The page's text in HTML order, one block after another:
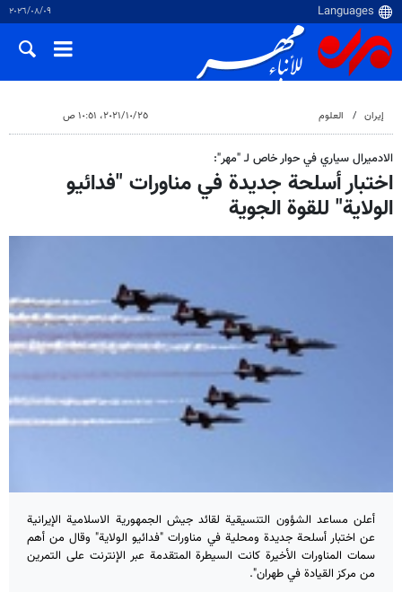
٠٩‏/٠٨‏/٢٠٢٦
إيران العلوم ٢٥‏/١٠‏/٢٠٢١، ١٠:٥١ ص
الادميرال سياري في حوار خاص لـ "مهر":
اختبار أسلحة جديدة في مناورات "فدائيو
الولاية" للقوة الجوية
أعلن مساعد الشؤون التنسيقية لقائد جيش الجمهورية الاسلامية الإيرانية
عن اختبار أسلحة جديدة ومحلية في مناورات "فدائيو الولاية" وقال من أهم
سمات المناورات الأخيرة كانت السيطرة المتقدمة عبر الإنترنت على التمرين
من مركز القيادة في طهران".